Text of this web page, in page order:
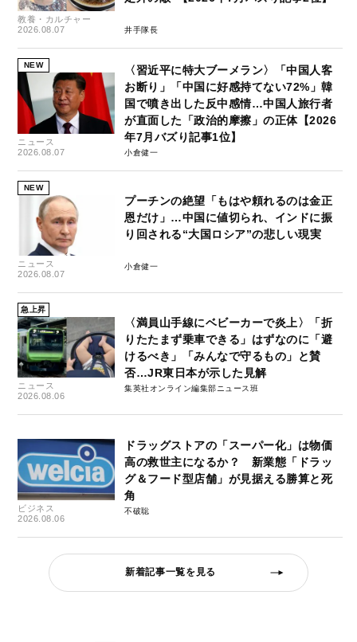
教養・カルチャー
2026.08.07
井手隊長
NEW
ニュース
2026.08.07
〈習近平に特大ブーメラン〉「中国人客
お断り」「中国に好感持てない72%」韓
国で噴き出した反中感情…中国人旅行者
が直面した「政治的摩擦」の正体【2026
年7月バズり記事1位】
小倉健一
NEW
ニュース
2026.08.07
プーチンの絶望「もはや頼れるのは金正
恩だけ」…中国に値切られ、インドに振
り回される“大国ロシア”の悲しい現実
小倉健一
急上昇
ニュース
2026.08.06
〈満員山手線にベビーカーで炎上〉「折
りたたまず乗車できる」はずなのに「避
けるべき」「みんなで守るもの」と賛
否…JR東日本が示した見解
集英社オンライン編集部ニュース班
ビジネス
2026.08.06
ドラッグストアの「スーパー化」は物価
高の救世主になるか？ 新業態「ドラッ
グ＆フード型店舗」が見据える勝算と死
角
不破聡
新着記事一覧を見る